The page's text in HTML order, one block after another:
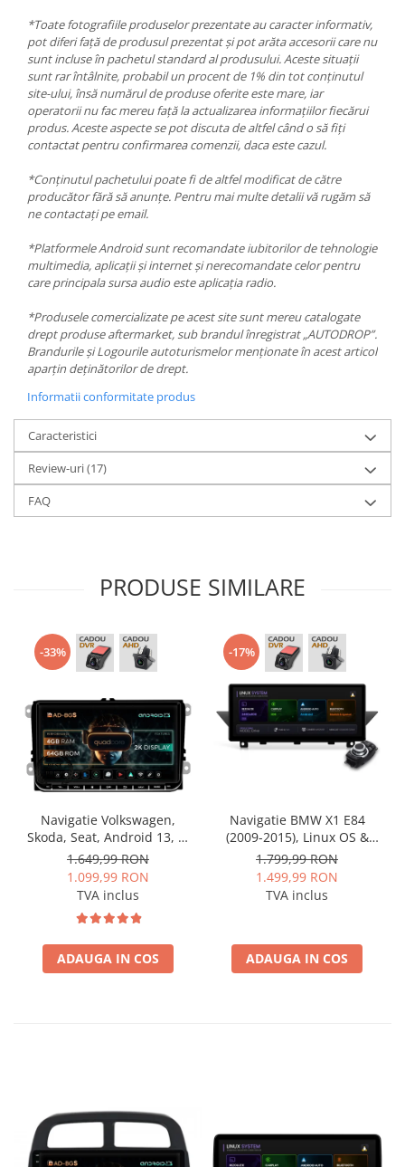
*Toate fotografiile produselor prezentate au caracter informativ,
pot diferi față de produsul prezentat și pot arăta accesorii care nu
sunt incluse în pachetul standard al produsului. Aceste situații
sunt rar întâlnite, probabil un procent de 1% din tot conținutul
site-ului, însă numărul de produse oferite este mare, iar
operatorii nu fac mereu față la actualizarea informațiilor fiecărui
produs. Aceste aspecte se pot discuta de altfel când o să fiți
contactat pentru confirmarea comenzii, daca este cazul.
*Conținutul pachetului poate fi de altfel modificat de către
producător fără să anunțe. Pentru mai multe detalii vă rugăm să
ne contactați pe email.
*Platformele Android sunt recomandate iubitorilor de tehnologie
multimedia, aplicații și internet și nerecomandate celor pentru
care principala sursa audio este aplicația radio.
*Produsele comercializate pe acest site sunt mereu catalogate
drept produse aftermarket, sub brandul înregistrat „AUTODROP”.
Brandurile și Logourile autoturismelor menționate în acest articol
aparțin deținătorilor de drept.
Informatii conformitate produs
Caracteristici
Review-uri(17)
FAQ
PRODUSE SIMILARE
-33%
Navigatie Volkswagen,
Skoda, Seat, Android 13, S-
Quadcore / 4GB RAM +
64GB ROM, 9 Inch - AD-
BGSW94L
1.649,99 RON
1.099,99 RON
TVA inclus
ADAUGA IN COS
-17%
Navigatie BMW X1 E84
(2009-2015), Linux OS &
OEM, Varianta iDrive,
CarPlay & Android Auto
Wireless, MirrorLink,
BGRKITBM004
1.799,99 RON
1.499,99 RON
TVA inclus
ADAUGA IN COS